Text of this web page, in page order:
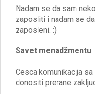
Nadam se da sam
zaposliti i nadam se
Savet menadžmentu
Cesca komunikacija